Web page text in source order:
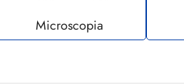
Microscopia